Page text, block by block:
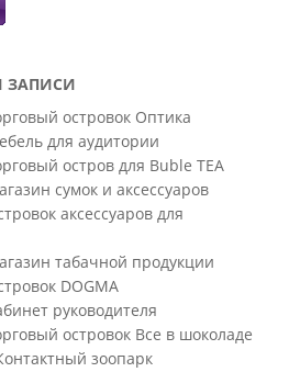
ЗАПИСИ
островок Оптика
для аудитории
остров для Buble TEA
сумок и аксессуаров
аксессуаров для
табачной продукции
DOGMA
руководителя
островок Все в шоколаде
зоопарк